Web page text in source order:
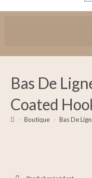
Bas De
Coated
> Boutique > Bas De